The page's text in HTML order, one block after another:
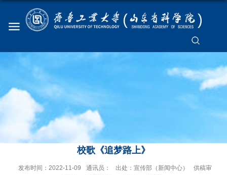
校歌《追梦路上》
发布时间：2022-11-09 通讯员： 出处：宣传部（新闻中心）
供稿审